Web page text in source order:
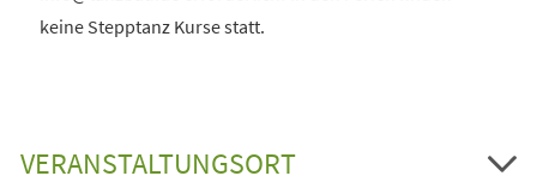
keine Stepptanz Kurse statt.
VERANSTALTUNGSORT